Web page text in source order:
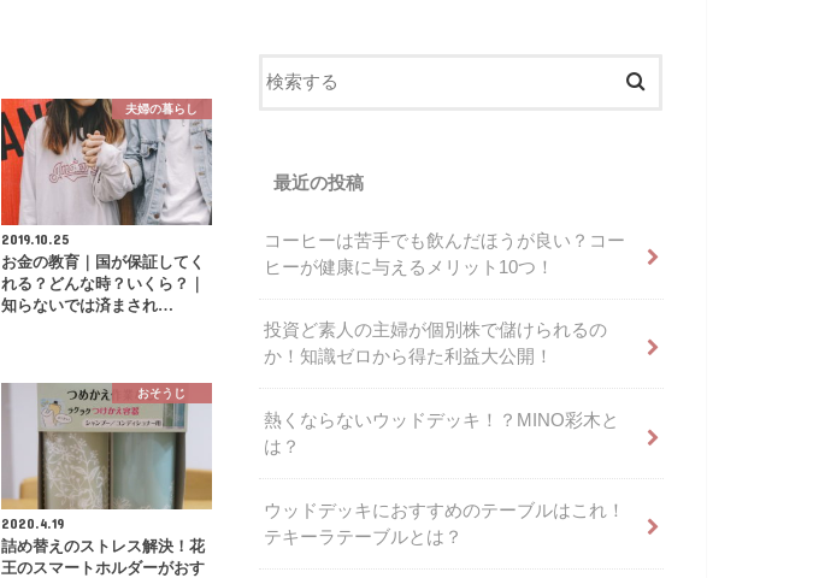
夫婦の暮らし
2019.10.25
お金の教育｜国が保証してく
れる？どんな時？いくら？｜
知らないでは済まされ…
おそうじ
2020.4.19
詰め替えのストレス解決！花
王のスマートホルダーがおす
最近の投稿
コーヒーは苦手でも飲んだほうが良い？コー
ヒーが健康に与えるメリット10つ！
投資ど素人の主婦が個別株で儲けられるの
か！知識ゼロから得た利益大公開！
熱くならないウッドデッキ！？MINO彩木と
は？
ウッドデッキにおすすめのテーブルはこれ！
テキーラテーブルとは？